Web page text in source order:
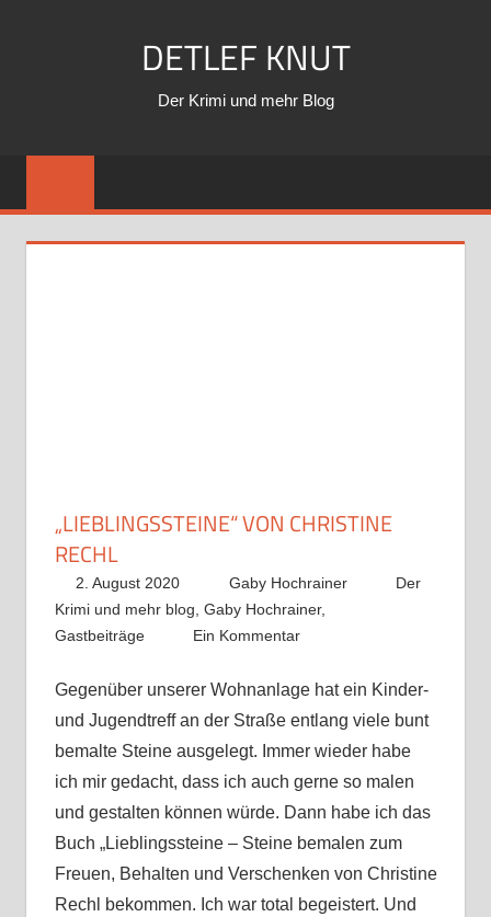
DETLEF KNUT
Der Krimi und mehr Blog
„LIEBLINGSSTEINE“ VON CHRISTINE
RECHL
2. August 2020 Gaby Hochrainer
Der
Krimi und mehr blog, Gaby Hochrainer,
Gastbeiträge
Ein Kommentar
Gegenüber unserer Wohnanlage hat ein Kinder-
und Jugendtreff an der Straße entlang viele bunt
bemalte Steine ausgelegt. Immer wieder habe
ich mir gedacht, dass ich auch gerne so malen
und gestalten können würde. Dann habe ich das
Buch „Lieblingssteine – Steine bemalen zum
Freuen, Behalten und Verschenken von Christine
Rechl bekommen. Ich war total begeistert. Und